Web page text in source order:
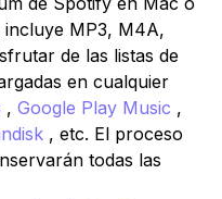
incluye MP3, M4A,
de las listas de
en cualquier
, Google Play Music ,
, etc. El proceso
todas las